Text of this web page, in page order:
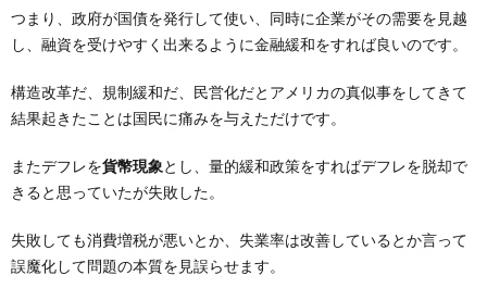
つまり、政府が国債を発行して使い、同時に企業がその需要を見越
し、融資を受けやすく出来るように金融緩和をすれば良いのです。
構造改革だ、規制緩和だ、民営化だとアメリカの真似事をしてきて
結果起きたことは国民に痛みを与えただけです。
またデフレを貨幣現象とし、量的緩和政策をすればデフレを脱却で
きると思っていたが失敗した。
失敗しても消費増税が悪いとか、失業率は改善しているとか言って
誤魔化して問題の本質を見誤らせます。